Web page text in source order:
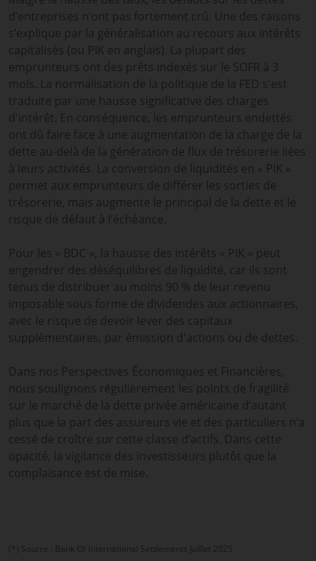
d’entreprises n’ont pas fortement crû. Une des raisons
s’explique par la généralisation au recours aux intérêts
capitalisés (ou PIK en anglais). La plupart des
emprunteurs ont des prêts indexés sur le SOFR à 3
mois. La normalisation de la politique de la FED s'est
traduite par une hausse significative des charges
d'intérêt. En conséquence, les emprunteurs endettés
ont dû faire face à une augmentation de la charge de la
dette au-delà de la génération de flux de trésorerie liées
à leurs activités. La conversion de liquidités en « PIK »
permet aux emprunteurs de différer les sorties de
trésorerie, mais augmente le principal de la dette et le
risque de défaut à l’échéance.
Pour les « BDC », la hausse des intérêts « PIK » peut
engendrer des déséquilibres de liquidité, car ils sont
tenus de distribuer au moins 90 % de leur revenu
imposable sous forme de dividendes aux actionnaires,
avec le risque de devoir lever des capitaux
supplémentaires, par émission d'actions ou de dettes.
Dans nos Perspectives Économiques et Financières,
nous soulignons régulièrement les points de fragilité
sur le marché de la dette privée américaine d’autant
plus que la part des assureurs vie et des particuliers n’a
cessé de croître sur cette classe d’actifs. Dans cette
opacité, la vigilance des investisseurs plutôt que la
complaisance est de mise.
(*) Source : Bank Of International Settlements Juillet 2025